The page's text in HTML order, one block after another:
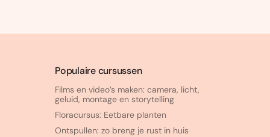
Populaire cursussen
Films en video’s maken: camera, licht,
geluid, montage en storytelling
Floracursus: Eetbare planten
Ontspullen: zo breng je rust in huis